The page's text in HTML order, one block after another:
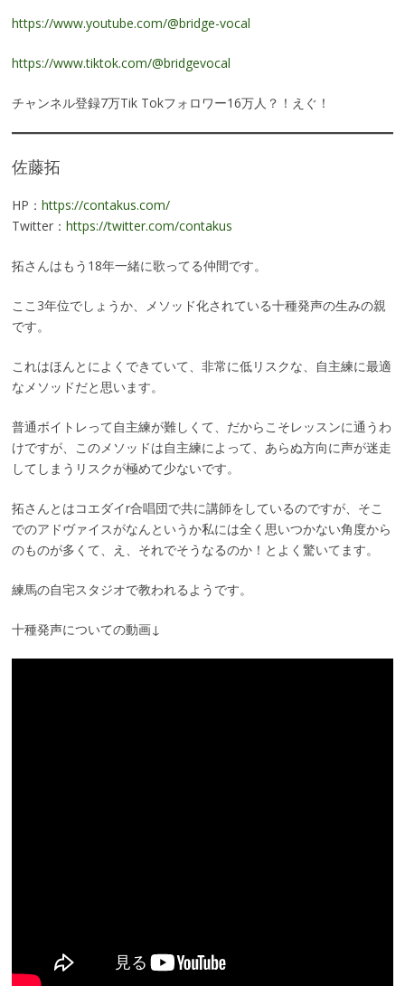
https://www.youtube.com/@bridge-vocal
https://www.tiktok.com/@bridgevocal
チャンネル登録7万Tik Tokフォロワー16万人？！えぐ！
佐藤拓
HP： https://contakus.com/
Twitter： https://twitter.com/contakus
拓さんはもう18年一緒に歌ってる仲間です。
ここ3年位でしょうか、メソッド化されている十種発声の生みの親
です。
これはほんとによくできていて、非常に低リスクな、自主練に最適
なメソッドだと思います。
普通ボイトレって自主練が難しくて、だからこそレッスンに通うわ
けですが、このメソッドは自主練によって、あらぬ方向に声が迷走
してしまうリスクが極めて少ないです。
拓さんとはコエダイr合唱団で共に講師をしているのですが、そこ
でのアドヴァイスがなんというか私には全く思いつかない角度から
のものが多くて、え、それでそうなるのか！とよく驚いてます。
練馬の自宅スタジオで教われるようです。
十種発声についての動画↓